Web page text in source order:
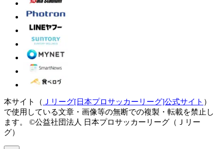
本サイト（ Ｊリーグ[日本プロサッカーリーグ]公式サイト ）
で使用している文章・画像等の無断での複製・転載を禁止し
ます。
©公益社団法人 日本プロサッカーリーグ（Ｊリー
グ）